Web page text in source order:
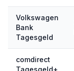
Volkswagen
Bank
Tagesgeld
comdirect
Tagesgeld+